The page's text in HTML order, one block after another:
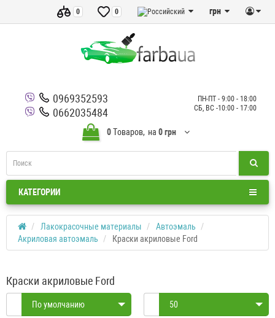
грн
0
0
0969352593
0662035484
ПН-ПТ - 9:00 - 18:00
СБ, ВС -10:00 - 17:00
0Tоваров, на 0 грн
КАТЕГОРИИ
Лакокрасочные материалы
Автоэмаль
Акриловая автоэмаль
Краски акриловые Ford
Краски акриловые Ford
По умолчанию 50